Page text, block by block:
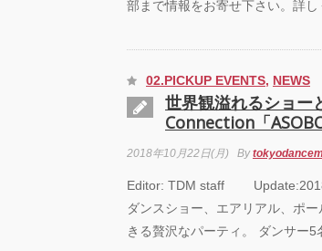
部まで情報をお寄せ下さい。詳
02.PICKUP EVENTS, NEWS
世界観溢れるショー
Connection「ASOBO
2018年10月22日(月) By
Editor: TDM staff Update:2018/
ダンスショー、エアリアル、ポ
きる贅沢なパーティ。 ダンサー